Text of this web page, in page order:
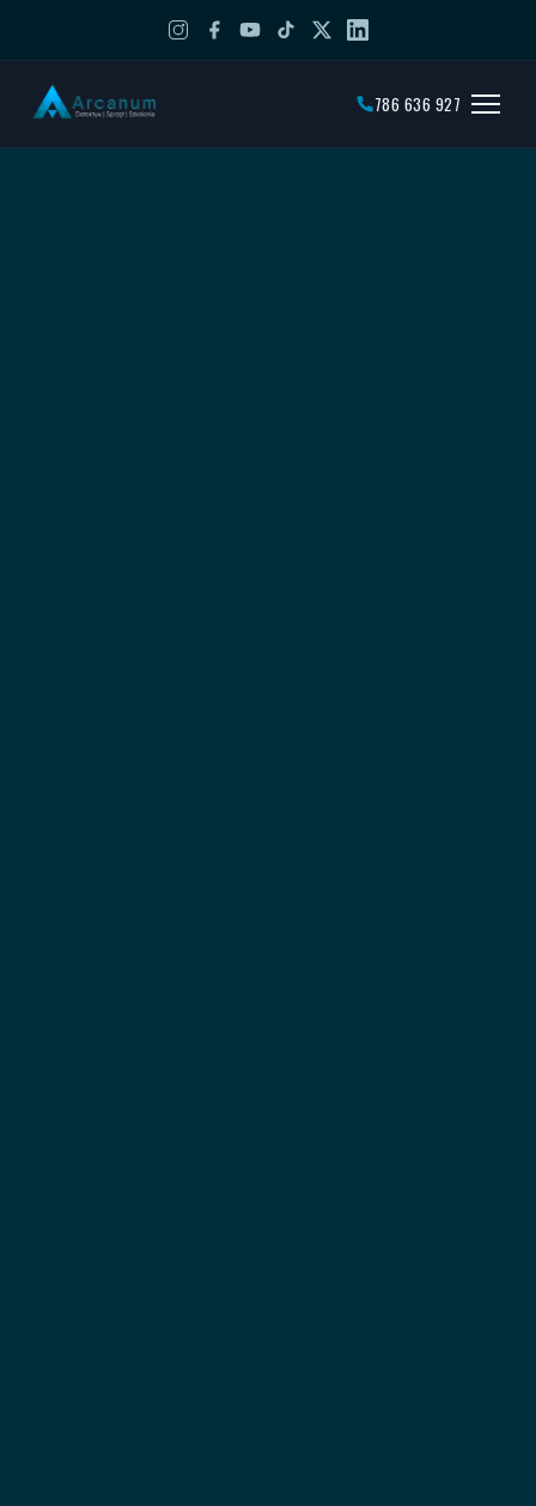
786 636 927